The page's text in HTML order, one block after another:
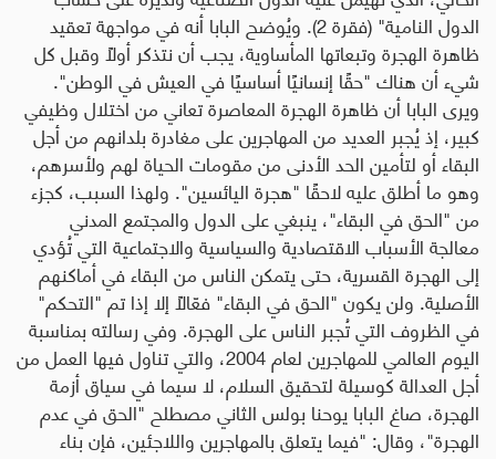
الدول النامية" (فقرة 2). ويُوضح البابا أنه في مواجهة تعقيد
ظاهرة الهجرة وتبعاتها المأساوية، يجب أن نتذكر أولًا وقبل كل
شيء أن هناك"حقًا إنسانيًا أساسيًا في العيش في الوطن".
ويرى البابا أن ظاهرة الهجرة المعاصرة تعاني من اختلال وظيفي
كبير، إذ يُجبر العديد من المهاجرين على مغادرة بلدانهم من أجل
البقاء أو لتأمين الحد الأدنى من مقومات الحياة لهم ولأسرهم،
وهو ما أطلق عليه لاحقًا "هجرة اليائسين". ولهذا السبب، كجزء
من"الحق في البقاء"، ينبغي على الدول والمجتمع المدني
معالجة الأسباب الاقتصادية والسياسية والاجتماعية التي تُؤدي
إلى الهجرة القسرية، حتى يتمكن الناس من البقاء في أماكنهم
الأصلية. ولن يكون"الحق في البقاء" فعّالًا إلا إذا تم"التحكم"
في الظروف التي تُجبر الناس على الهجرة. وفي رسالته بمناسبة
اليوم العالمي للمهاجرين لعام 2004، والتي تناول فيها العمل من
أجل العدالة كوسيلة لتحقيق السلام، لا سيما في سياق أزمة
الهجرة، صاغ البابا يوحنا بولس الثاني مصطلح"الحق في عدم
الهجرة"، وقال:
"فيما يتعلق بالمهاجرين واللاجئين، فإن بناء